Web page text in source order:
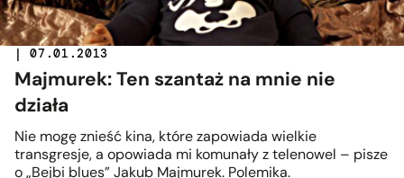
| 07.01.2013
Majmurek: Ten szantaż na mnie nie
działa
Nie mogę znieść kina, które zapowiada wielkie
transgresje, a opowiada mi komunały z telenowel – pisze
o „Bejbi blues” Jakub Majmurek. Polemika.